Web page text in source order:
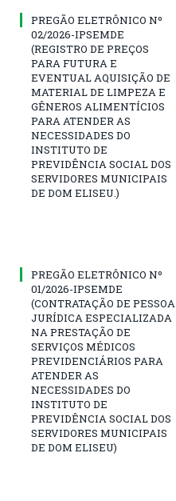
PREGÃO ELETRÔNICO Nº
02/2026-IPSEMDE
(REGISTRO DE PREÇOS
PARA FUTURA E
EVENTUAL AQUISIÇÃO DE
MATERIAL DE LIMPEZA E
GÊNEROS ALIMENTÍCIOS
PARA ATENDER AS
NECESSIDADES DO
INSTITUTO DE
PREVIDÊNCIA SOCIAL DOS
SERVIDORES MUNICIPAIS
DE DOM ELISEU.)
PREGÃO ELETRÔNICO Nº
01/2026-IPSEMDE
(CONTRATAÇÃO DE PESSOA
JURÍDICA ESPECIALIZADA
NA PRESTAÇÃO DE
SERVIÇOS MÉDICOS
PREVIDENCIÁRIOS PARA
ATENDER AS
NECESSIDADES DO
INSTITUTO DE
PREVIDÊNCIA SOCIAL DOS
SERVIDORES MUNICIPAIS
DE DOM ELISEU)